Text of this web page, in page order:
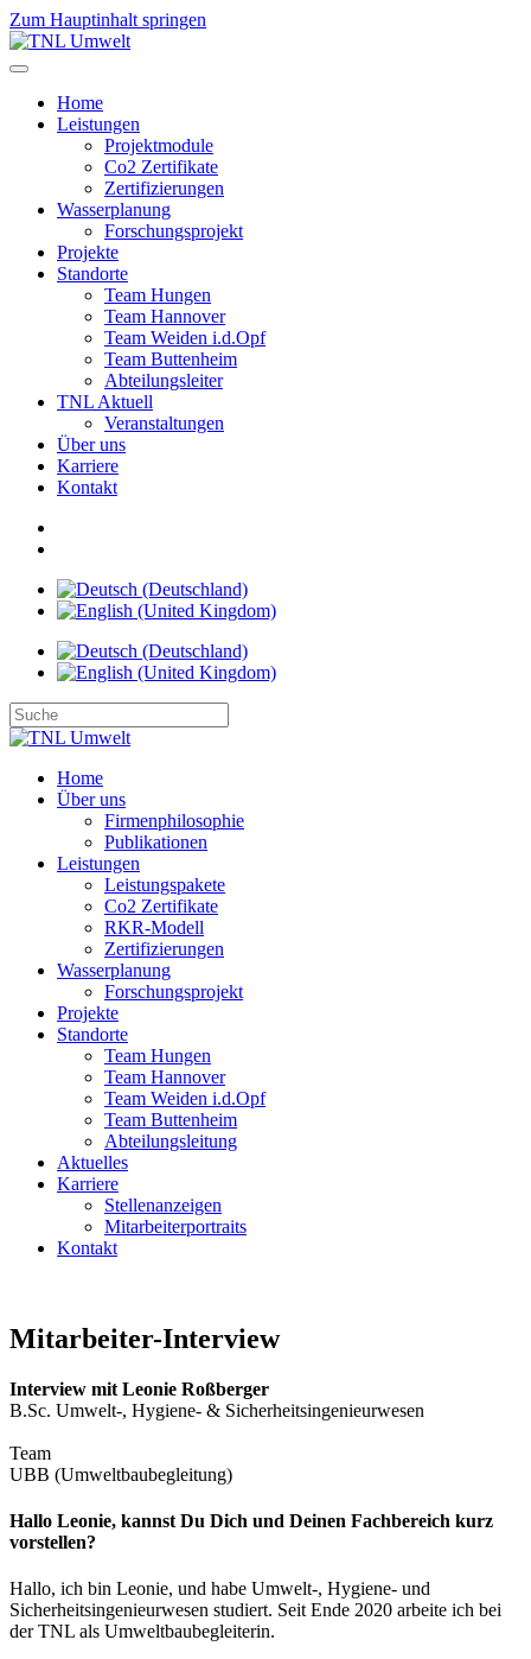
Zum Hauptinhalt springen
Home
Leistungen
Projektmodule
Co2 Zertifikate
Zertifizierungen
Wasserplanung
Forschungsprojekt
Projekte
Standorte
Team Hungen
Team Hannover
Team Weiden i.d.Opf
Team Buttenheim
Abteilungsleiter
TNL Aktuell
Veranstaltungen
Über uns
Karriere
Kontakt
Home
Über uns
Firmenphilosophie
Publikationen
Leistungen
Leistungspakete
Co2 Zertifikate
RKR-Modell
Zertifizierungen
Wasserplanung
Forschungsprojekt
Projekte
Standorte
Team Hungen
Team Hannover
Team Weiden i.d.Opf
Team Buttenheim
Abteilungsleitung
Aktuelles
Karriere
Stellenanzeigen
Mitarbeiterportraits
Kontakt
Mitarbeiter-Interview
Interview mit Leonie Roßberger
B.Sc. Umwelt-, Hygiene- & Sicherheitsingenieurwesen
Team
UBB (Umweltbaubegleitung)
Hallo Leonie, kannst Du Dich und Deinen Fachbereich kurz
vorstellen?
Hallo, ich bin Leonie, und habe Umwelt-, Hygiene- und
Sicherheitsingenieurwesen studiert. Seit Ende 2020 arbeite ich bei
der TNL als Umweltbaubegleiterin.